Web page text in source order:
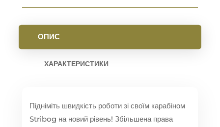
ОПИС
ХАРАКТЕРИСТИКИ
Підніміть швидкість роботи зі своїм карабіном
Stribog на новий рівень! Збільшена права